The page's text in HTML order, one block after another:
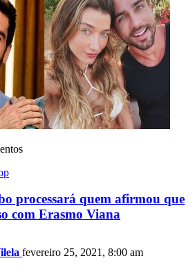
processará quem afirmou que
com Erasmo Viana
fevereiro 25, 2021, 8:00 am